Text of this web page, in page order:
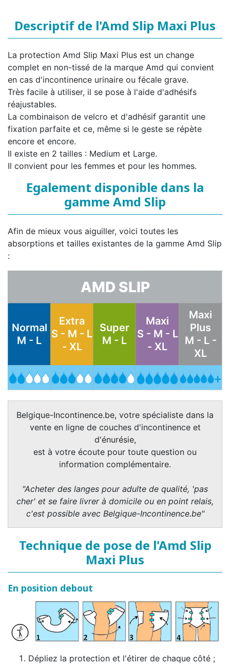
Descriptif de l'Amd Slip Maxi Plus
La protection Amd Slip Maxi Plus est un change
complet en non-tissé de la marque Amd qui convient
en cas d'incontinence urinaire ou fécale grave.
Très facile à utiliser, il se pose à l'aide d'adhésifs
réajustables.
La combinaison de velcro et d'adhésif garantit une
fixation parfaite et ce, même si le geste se répète
encore et encore.
Il existe en 2 tailles : Medium et Large.
Il convient pour les femmes et pour les hommes.
Egalement disponible dans la
gamme Amd Slip
Afin de mieux vous aiguiller, voici toutes les
absorptions et tailles existantes de la gamme Amd Slip
:
AMD SLIP
Normal
M - L
Extra
S - M - L
- XL
Super
M - L
Maxi
S - M - L
- XL
Maxi
Plus
M - L -
XL
Belgique-Incontinence.be, votre spécialiste dans la
vente en ligne de couches d'incontinence et
d'énurésie,
est à votre écoute pour toute question ou
information complémentaire.
"Acheter des langes pour adulte de qualité, 'pas
cher' et se faire livrer à domicile ou en point relais,
c'est possible avec Belgique-Incontinence.be"
Technique de pose de l'Amd Slip
Maxi Plus
En position debout
Dépliez la protection et l'étirer de chaque côté ;